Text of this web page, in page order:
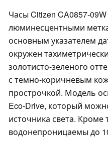
Часы Citizen CA0857-
люминесцентными
основным указателем
окружен
золотисто-зеленого
с темно-коричневым
прострочкой. Модель
Eco-Drive, который
источника света. Кроме
водонепроницаемы до